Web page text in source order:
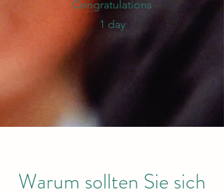
​Congratulations
1 day
Warum sollten Sie sich